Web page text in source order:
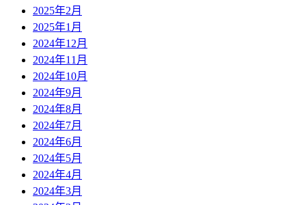
2025年2月
2025年1月
2024年12月
2024年11月
2024年10月
2024年9月
2024年8月
2024年7月
2024年6月
2024年5月
2024年4月
2024年3月